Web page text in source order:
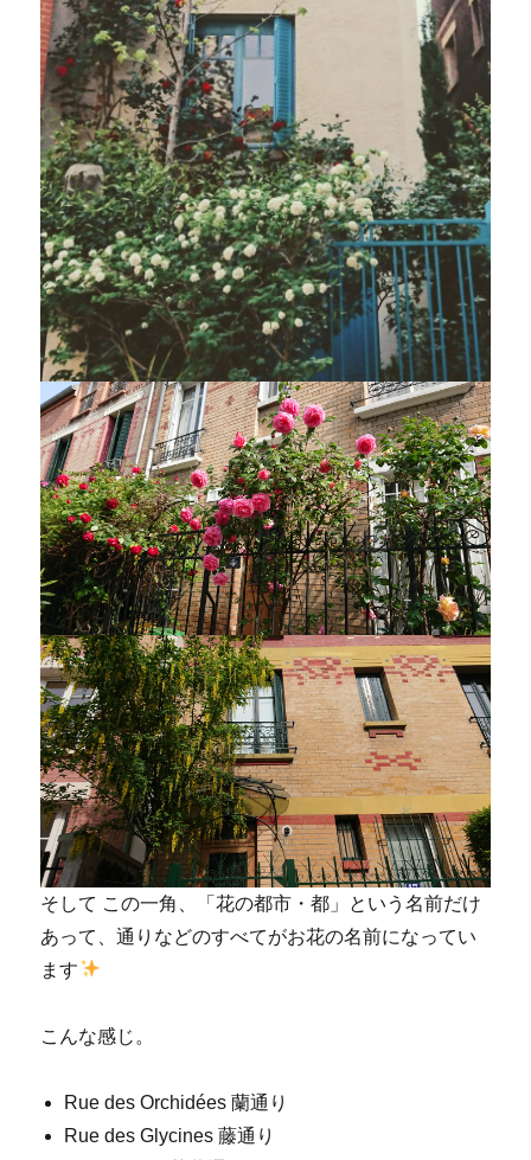
そして この一角、「花の都市・都」という名前だけ
あって、通りなどのすべてがお花の名前になってい
ます
こんな感じ。
Rue des Orchidées 蘭通り
Rue des Glycines 藤通り